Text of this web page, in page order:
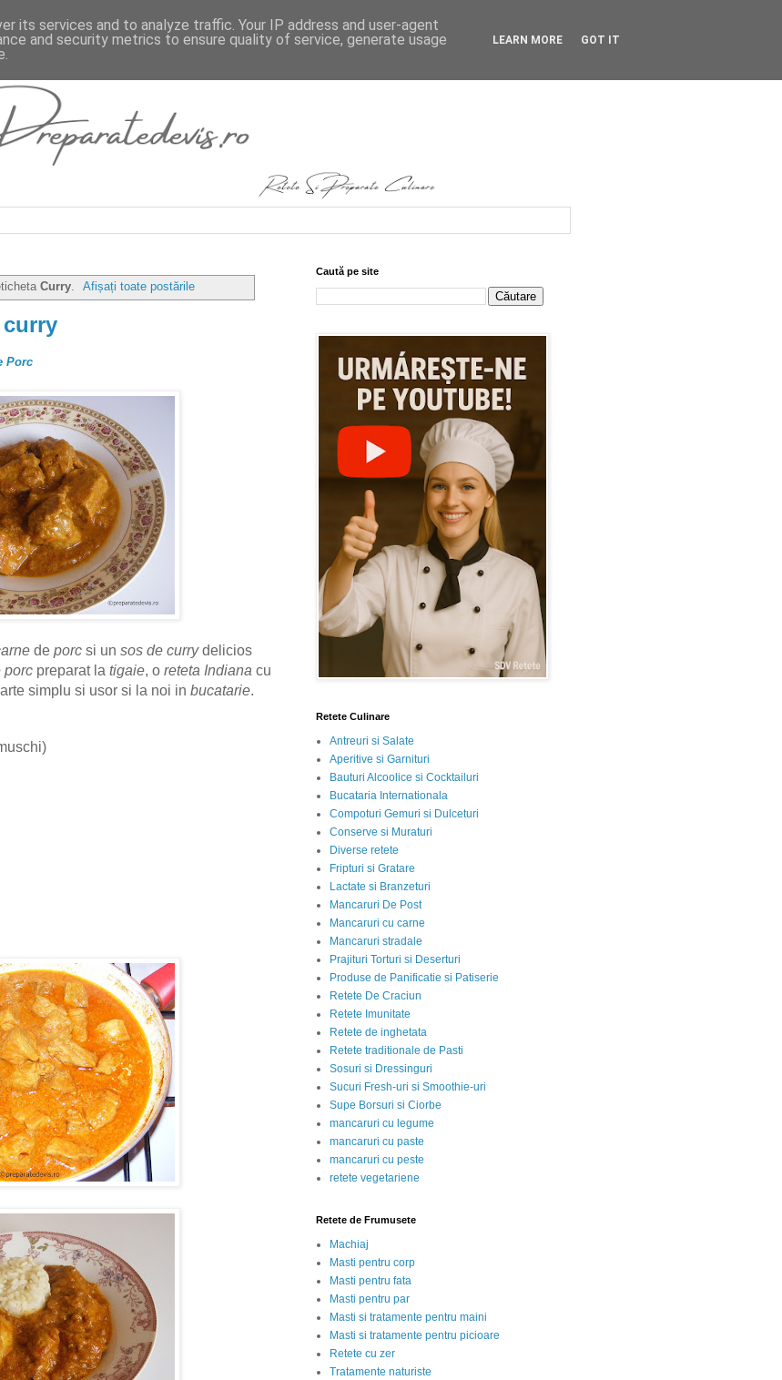
Curry. Afișați toate postările
Porc
de porc si un sos de currydelicios
porc preparat la tigaie, o reteta Indiana cu
simplu si usor si la noi in bucatarie.
Caută pe site
Retete Culinare
Antreuri si Salate
Aperitive si Garnituri
Bauturi Alcoolice si Cocktailuri
Bucataria Internationala
Compoturi Gemuri si Dulceturi
Conserve si Muraturi
Diverse retete
Fripturi si Gratare
Lactate si Branzeturi
Mancaruri De Post
Mancaruri cu carne
Mancaruri stradale
Prajituri Torturi si Deserturi
Produse de Panificatie si Patiserie
Retete De Craciun
Retete Imunitate
Retete de inghetata
Retete traditionale de Pasti
Sosuri si Dressinguri
Sucuri Fresh-uri si Smoothie-uri
Supe Borsuri si Ciorbe
mancaruri cu legume
mancaruri cu paste
mancaruri cu peste
retete vegetariene
Retete de Frumusete
Machiaj
Masti pentru corp
Masti pentru fata
Masti pentru par
Masti si tratamente pentru maini
Masti si tratamente pentru picioare
Retete cu zer
Tratamente naturiste
its services and to analyze traffic. Your IP address and user-agent
and security metrics to ensure quality of service, generate usage
LEARN MORE GOT IT